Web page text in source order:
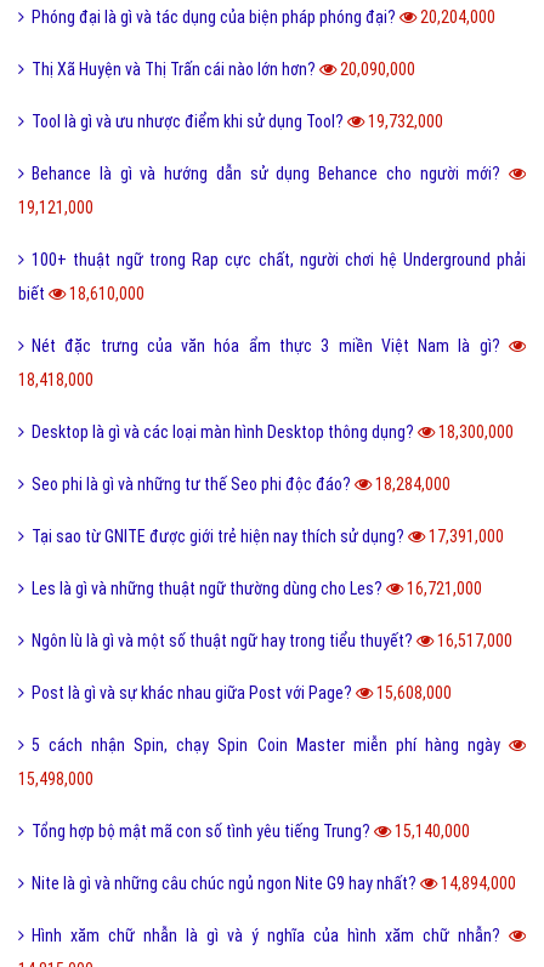
40,273,000
Tarot là gì và những điều về bói Tarot có thể bạn chưa biết?
38,888,000
Như thế nào thì được gọi là chảnh và sang chảnh? 36,724,000
36,541,000
33,940,000
Tomboy là gì và hiểu như thế nào cho đúng về Tomboy? 31,138,000
Ý nghĩa của số 19 và số 19 kết hợp với con số nào thì đẹp?
30,516,000
Kỷ yếu là gì và nguồn gốc của từ kỷ yếu bắt đầu từ đâu? 30,330,000
Cute là gì và các bạn nữ như thế nào được gọi là Cute? 28,282,000
Tuyến tính là gì và những ý nghĩa của tuyến tính? 27,611,000
Dame là gì và dame được hiểu như thế nào trong Game?
Ẩn dụ là gì và những tác dụng biện pháp tu từ ẩn dụ? 26,952,000
Ô môi là gì? Nguyên nhân và Dấu hiệu nhận biết ô môi 25,890,000
Nội dung quy tắc 5M trong sản xuất và kinh doanh hiện nay?